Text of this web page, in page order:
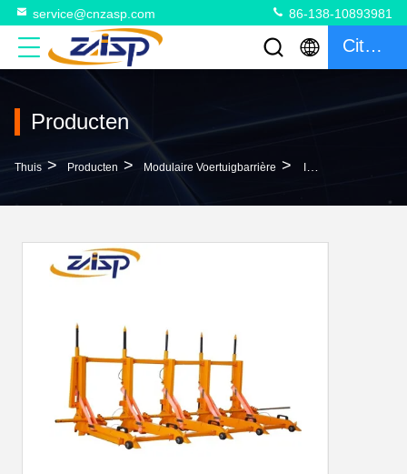
service@cnzasp.com 86-138-10893981
Citaat
Producten
Thuis > Producten > Modulaire Voertuigbarrière >